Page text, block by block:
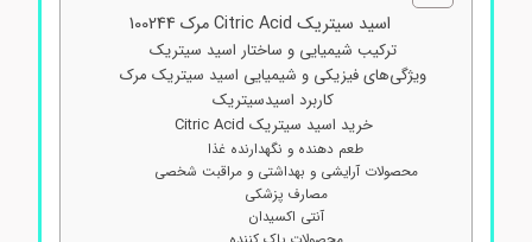
اسید سیتریک Citric Acid مرک 100244
ترکیب شیمیایی و ساختار اسید سیتریک
ویژگی‌های فیزیکی و شیمیایی اسید سیتریک مرک
کاربرد اسیدسیتریک
خرید اسید سیتریک Citric Acid
طعم دهنده و نگهدارنده غذا
محصولات آرایشی و بهداشتی و مراقبت شخصی
مصارف پزشکی
آنتی اکسیدان